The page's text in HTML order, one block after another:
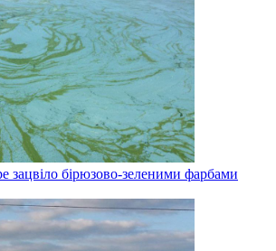
зацвіло бірюзово-зеленими фарбами